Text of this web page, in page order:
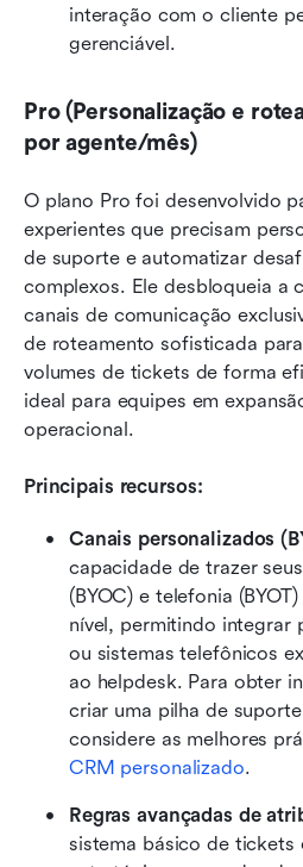
interação com o cliente
gerenciável.
Pro (Personalização e
por agente/mês)
O plano Pro foi desenvolvido
experientes que precisam
de suporte e automatizar
complexos. Ele desbloqueia a
canais de comunicação
de roteamento sofisticada
volumes de tickets de forma
ideal para equipes em
operacional.
Principais recursos:
Canais personalizados
capacidade de trazer
(BYOC) e telefonia
nível, permitindo integrar
ou sistemas telefônicos
ao helpdesk. Para obter
criar uma pilha de
considere as melhores
CRM personalizado.
Regras avançadas de
sistema básico de tickets